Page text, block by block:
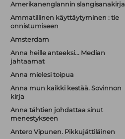
Amerikanenglannin slangisanakirja
Ammatillinen käyttäytyminen : tie
onnistumiseen
Amsterdam
Anna heille anteeksi... Median
jahtaamat
Anna mielesi toipua
Anna mun kaikki kestää. Sovinnon
kirja
Anna tähtien johdattaa sinut
menestykseen
Antero Vipunen. Pikkujättiläinen